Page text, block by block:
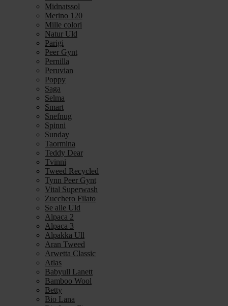
Midnatssol
Merino 120
Mille colori
Natur Uld
Parigi
Peer Gynt
Pernilla
Peruvian
Poppy
Saga
Selma
Smart
Snefnug
Spinni
Sunday
Taormina
Teddy Dear
Tvinni
Tweed Recycled
Tynn Peer Gynt
Vital Superwash
Zucchero Filato
Se alle Uld
Alpaca 2
Alpaca 3
Alpakka Ull
Aran Tweed
Arwetta Classic
Atlas
Babyull Lanett
Bamboo Wool
Betty
Bio Lana